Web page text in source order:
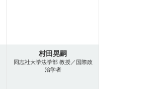
村田晃嗣
同志社大学法学部 教授／国際政
治学者